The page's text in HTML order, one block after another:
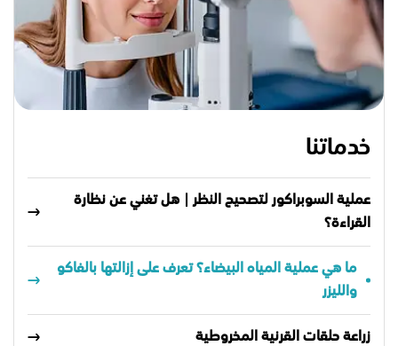
خدماتنا
عملية السوبراكور لتصحيح النظر | هل تغني عن نظارة
القراءة؟
ما هي عملية المياه البيضاء؟ تعرف على إزالتها بالفاكو
والليزر
زراعة حلقات القرنية المخروطية